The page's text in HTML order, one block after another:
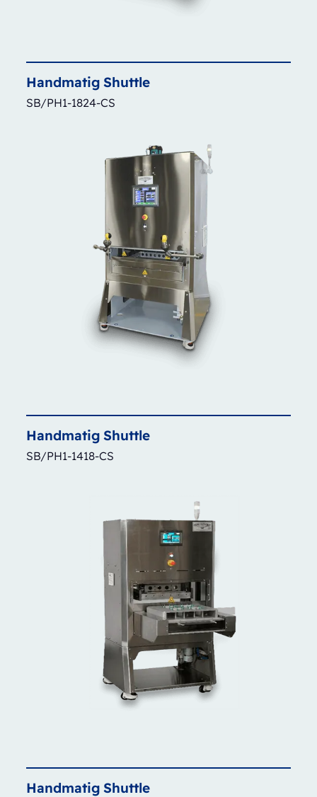
Handmatig Shuttle
SB/PH1-1824-CS
Handmatig Shuttle
SB/PH1-1418-CS
Handmatig Shuttle